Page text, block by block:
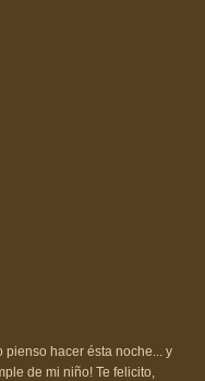
pienso hacer ésta noche... y
de mi niño! Te felicito,